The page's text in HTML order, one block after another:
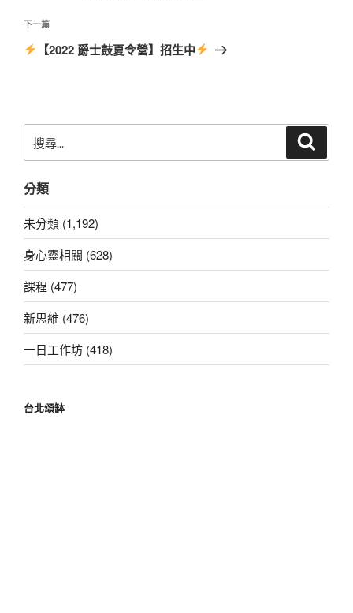
章
下
一
下一篇
【2022 爵士鼓夏令營】招生中
尋
鍵
字:
分類
未分類 (1,192)
身心靈相關 (628)
課程 (477)
新思維 (476)
一日工作坊 (418)
台北頌缽